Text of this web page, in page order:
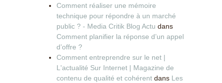
Comment réaliser une mémoire
technique pour répondre à un marché
public ? - Media Critik Blog Actu dans
Comment planifier la réponse d’un appel
d’offre ?
Comment entreprendre sur le net |
L'actualité Sur Internet | Magazine de
contenu de qualité et cohérent dans Les